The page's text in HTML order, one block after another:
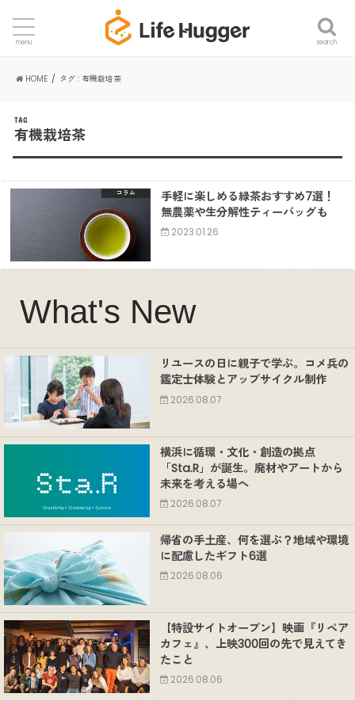
search
menu
HOME タグ : 有機栽培茶
TAG
有機栽培茶
コラム
手軽に楽しめる緑茶おすすめ7選！
無農薬や生分解性ティーバッグも
2023.01.26
What's New
リユースの日に親子で学ぶ。コメ兵の
鑑定士体験とアップサイクル制作
2026.08.07
横浜に循環・文化・創造の拠点
「Sta.R」が誕生。廃材やアートから
未来を考える場へ
2026.08.07
帰省の手土産、何を選ぶ？地域や環境
に配慮したギフト6選
2026.08.06
【特設サイトオープン】映画『リペア
カフェ』、上映300回の先で見えてき
たこと
2026.08.06